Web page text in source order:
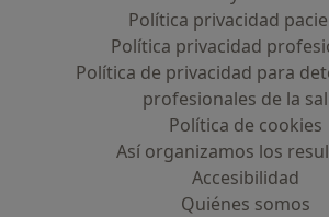
Política privacidad
Política privacidad
Política de privacidad para
profesionales de la
Política de cookies
Así organizamos los
Accesibilidad
Quiénes somos